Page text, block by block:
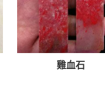
雞血石